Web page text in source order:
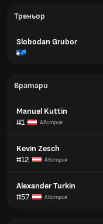
Треньор
Slobodan Grubor
Вратари
Manuel Kuttin
#1
Австрия
Kevin Zesch
#12
Австрия
Alexander Turkin
#57
Австрия